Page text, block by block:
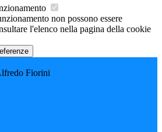
non possono essere
l'elenco nella pagina della cookie
Fiorini